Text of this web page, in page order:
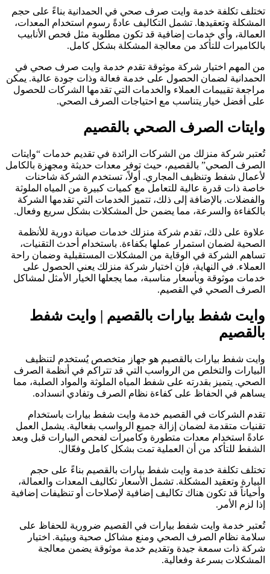
تكلفة خدمة وايت صرف صحي في الحمدانية بناءً على حجم
وتعقيدها. تشمل التكاليف عادةً رسوم استخدام المعدات،
وأي خدمات إضافية قد تكون مطلوبة مثل فحص الأنابيب
للتأكد من معالجة المشكلة بشكل كامل.
المهم اختيار شركة موثوقة تقدم خدمة وايت صرف صحي في
لضمان الحصول على خدمة فعالة وذات جودة عالية. يمكن
تقييمات العملاء والخدمات التي تقدمها الشركات للحصول
أفضل خيار يتناسب مع احتياجات الصرف الصحي.
الصرف الصحي بالقصيم
شركة منزلك من الشركات الرائدة في تقديم خدمات “وايتات
الصحي” بالقصيم، حيث توفر معدات حديثة ومجهزة بالكامل
شفط وتنظيف المجاري. أولاً، تستخدم الشركة شاحنات
ذات قدرة عالية للتعامل مع كميات كبيرة من المياه الملوثة
بالإضافة إلى ذلك، تتميز الخدمات التي تقدمها الشركة
والسرعة، مما يضمن حل المشكلات بشكل سريع وفعال.
على ذلك، تقدم شركة منزلك خدمات صيانة دورية للأنظمة
لضمان استمرار عملها بكفاءة. باستخدام أحدث التقنيات،
الشركة في الوقاية من المشكلات المستقبلية وضمان راحة
في النهاية، فإن اختيار شركة منزلك يعني الحصول على
موثوقة وبأسعار مناسبة، مما يجعلها الخيار الأمثل لمشاكل
الصحي في القصيم.
شفط بيارات بالقصيم| وايت شفط
شفط بيارات بالقصيم هو جهاز متخصص يُستخدم لتنظيف
والتخلص من الرواسب التي قد تتراكم في أنظمة الصرف
يتميز بقدرته على شفط المياه الملوثة والمواد الصلبة، مما
في الحفاظ على كفاءة نظام الصرف وتفادي انسداده.
الشركات في القصيم خدمة وايت شفط بيارات باستخدام
متقدمة لضمان إزالة جميع الرواسب بفعالية. يشمل العمل
استخدام معدات متطورة وكاميرات لفحص البيارات قبل وبعد
للتأكد من أن العملية تمت بشكل كامل وفعّال.
تكلفة خدمة وايت شفط بيارات بالقصيم بناءً على حجم
وتعقيد المشكلة. تشمل الأسعار تكاليف المعدات والعمالة،
قد تكون هناك تكاليف إضافية لإصلاحات أو تنظيفات إضافية
لزم الأمر.
خدمة وايت شفط بيارات في القصيم ضرورية للحفاظ على
نظام الصرف الصحي ومنع مشاكل صحية وبيئية. اختيار
ذات سمعة جيدة وتقديم خدمة موثوقة يضمن معالجة
بسرعة وفعالية.